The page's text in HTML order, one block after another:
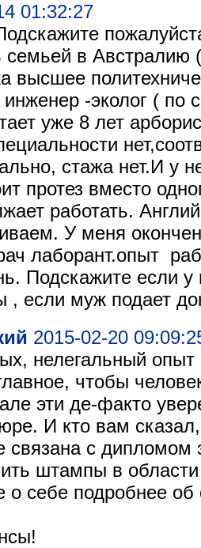
01:32:27
семьей в Австралию
высшее
-эколог ( по
уже 8 лет
стажа нет.И у
протез вместо
работать.
У меня
лаборант.опыт
Подскажите если
, если муж подает
2015-02-20
нелегальный опыт
чтобы
эти де-факто
И кто вам
связана с дипломом
штампы в
себе подробнее об